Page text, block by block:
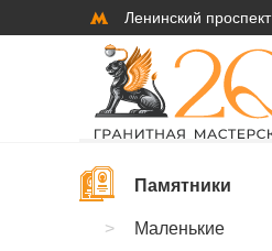
Ленинский проспект
Памятники
Маленькие